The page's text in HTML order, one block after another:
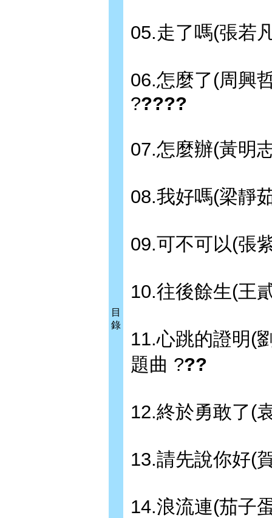
目
錄
05.走了嗎(張若
06.怎麼了(周興
?????
07.怎麼辦(黃明
08.我好嗎(梁靜
09.可不可以(張
10.往後餘生(王
11.心跳的證明(
題曲 ???
12.終於勇敢了(
13.請先說你好(
14.浪流連(茄子